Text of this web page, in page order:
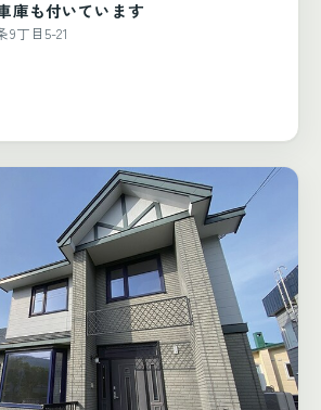
庫も付いています
9丁目5-21